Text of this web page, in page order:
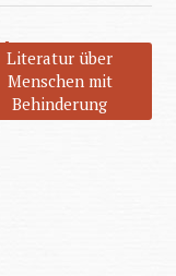
Literatur über
Menschen mit
Behinderung